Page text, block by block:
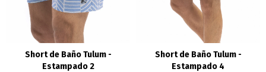
Short de Baño Tulum -
Estampado 2
Short de Baño Tulum -
Estampado 4